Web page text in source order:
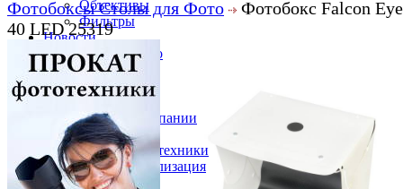
Объективы
Фильтры
Новости
Фото и видео
Гаджеты
Аксессуары
Слухи
Новости компании
Услуги
Прокат фототехники
Выкуп и реализация
Покупателям
Фотобоксы Столы для Фото
Фотобокс Falcon
40 LED 25319